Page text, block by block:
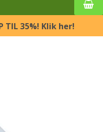
TIL 35%! Klik her!